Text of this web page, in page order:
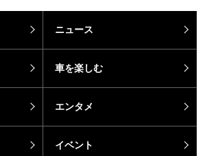
ニュース
車を楽しむ
エンタメ
イベント